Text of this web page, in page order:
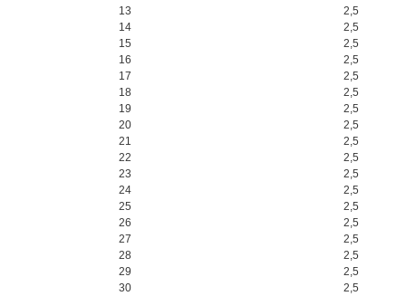
13
2,5
14
2,5
15
2,5
16
2,5
17
2,5
18
2,5
19
2,5
20
2,5
21
2,5
22
2,5
23
2,5
24
2,5
25
2,5
26
2,5
27
2,5
28
2,5
29
2,5
30
2,5